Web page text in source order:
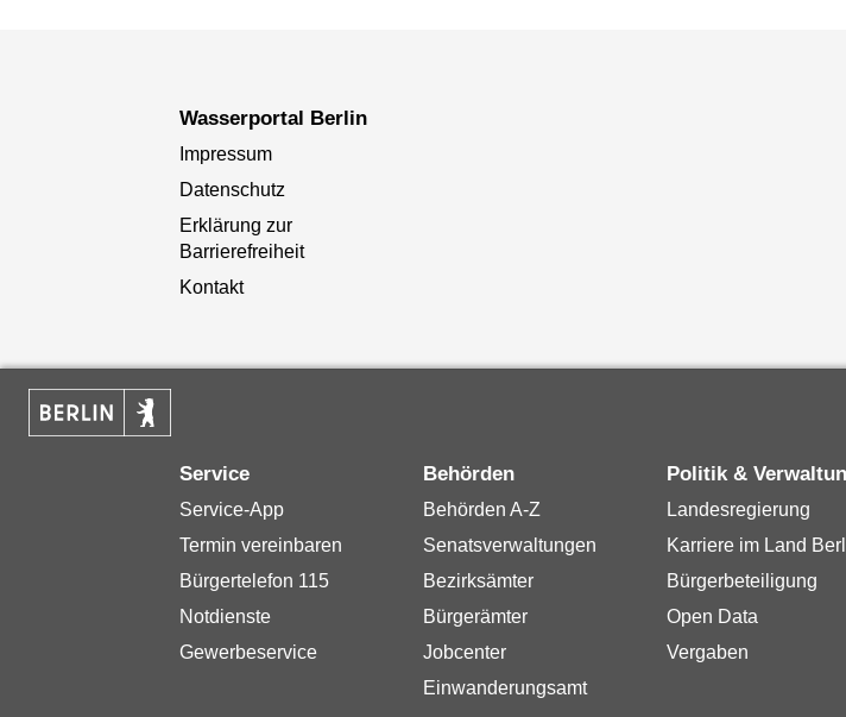
Wasserportal Berlin
Impressum
Datenschutz
Erklärung zur
Barrierefreiheit
Kontakt
Service
Service-App
Termin vereinbaren
Bürgertelefon 115
Notdienste
Gewerbeservice
Behörden
Behörden A-Z
Senatsverwaltungen
Bezirksämter
Bürgerämter
Jobcenter
Einwanderungsamt
Politik &
Landesregierung
Karriere im Land
Bürgerbeteiligung
Open Data
Vergaben